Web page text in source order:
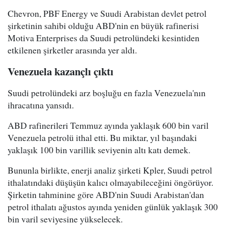
Chevron, PBF Energy ve Suudi Arabistan devlet petrol
şirketinin sahibi olduğu ABD'nin en büyük rafinerisi
Motiva Enterprises da Suudi petrolündeki kesintiden
etkilenen şirketler arasında yer aldı.
Venezuela kazançlı çıktı
Suudi petrolündeki arz boşluğu en fazla Venezuela'nın
ihracatına yansıdı.
ABD rafinerileri Temmuz ayında yaklaşık 600 bin varil
Venezuela petrolü ithal etti. Bu miktar, yıl başındaki
yaklaşık 100 bin varillik seviyenin altı katı demek.
Bununla birlikte, enerji analiz şirketi Kpler, Suudi petrol
ithalatındaki düşüşün kalıcı olmayabileceğini öngörüyor.
Şirketin tahminine göre ABD'nin Suudi Arabistan'dan
petrol ithalatı ağustos ayında yeniden günlük yaklaşık 300
bin varil seviyesine yükselecek.